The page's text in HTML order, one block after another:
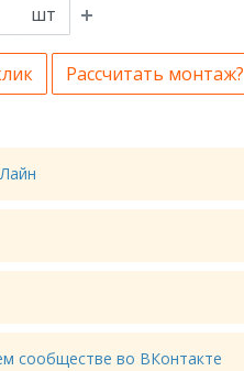
шт
Рассчитать монтаж?
сообществе во ВКонтакте